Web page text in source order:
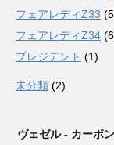
フェアレディZ33
フェアレディZ34
プレジデント (1)
未分類 (2)
ヴェゼル - カーボ